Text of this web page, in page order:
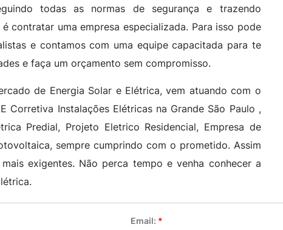
todas as normas de segurança e trazendo
contratar uma empresa especializada. Para isso pode
e contamos com uma equipe capacitada para te
e faça um orçamento sem compromisso.
de Energia Solar e Elétrica, vem atuando com o
Corretiva Instalações Elétricas na Grande São Paulo ,
Predial, Projeto Eletrico Residencial, Empresa de
sempre cumprindo com o prometido. Assim
exigentes. Não perca tempo e venha conhecer a
Email: *